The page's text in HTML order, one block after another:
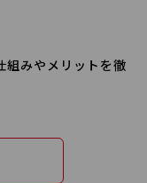
組みやメリットを徹